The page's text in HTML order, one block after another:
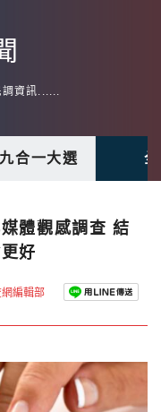
資訊......
合一大選
體觀感調查 結
好
編輯部